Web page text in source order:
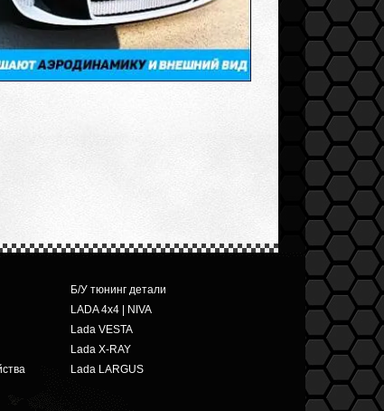
Б/У тюнинг детали
LADA 4x4 | NIVA
Lada VESTA
Lada X-RAY
Lada LARGUS